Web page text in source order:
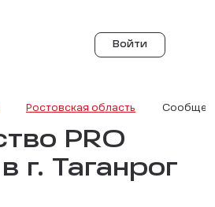
Войти
Ростовская область
PRO
г. Таганрог